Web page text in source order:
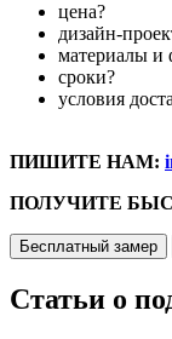
цена?
дизайн-
материалы и
сроки?
условия
ПИШИТЕ НАМ:
ПОЛУЧИТЕ
Бесплатный замер
Статьи о